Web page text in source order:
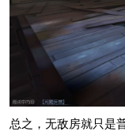
总之，无敌房就只是